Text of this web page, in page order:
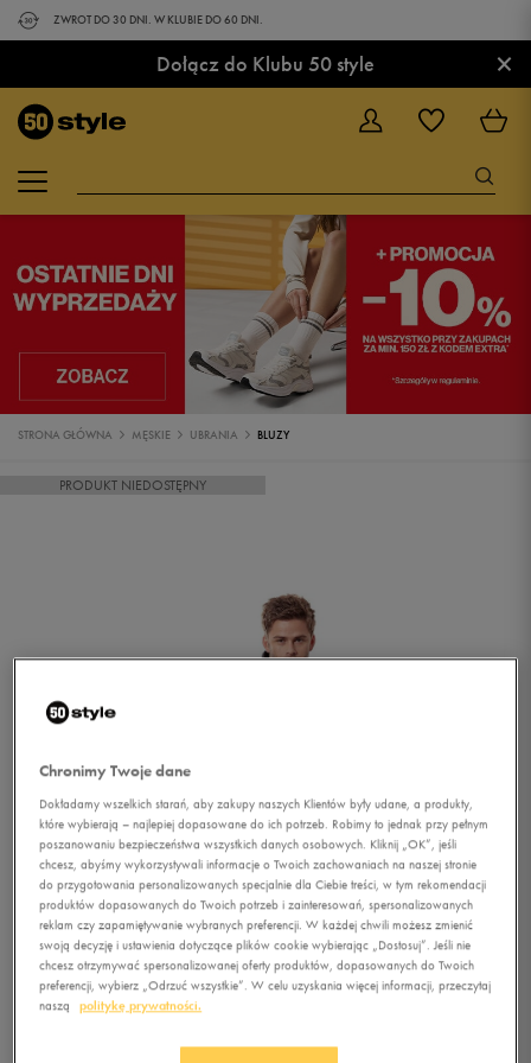
ZWROT DO 30 DNI. W KLUBIE DO 60 DNI.
Dołącz do Klubu 50 style ×
STRONA GŁÓWNA MĘSKIE UBRANIA BLUZY
PRODUKT NIEDOSTĘPNY
1/5
Chronimy Twoje dane
Dokładamy wszelkich starań, aby zakupy naszych Klientów były udane, a produkty,
które wybierają – najlepiej dopasowane do ich potrzeb. Robimy to jednak przy pełnym
poszanowaniu bezpieczeństwa wszystkich danych osobowych. Kliknij „OK”, jeśli
chcesz, abyśmy wykorzystywali informacje o Twoich zachowaniach na naszej stronie
do przygotowania personalizowanych specjalnie dla Ciebie treści, w tym rekomendacji
produktów dopasowanych do Twoich potrzeb i zainteresowań, spersonalizowanych
reklam czy zapamiętywanie wybranych preferencji. W każdej chwili możesz zmienić
swoją decyzję i ustawienia dotyczące plików cookie wybierając „Dostosuj”. Jeśli nie
chcesz otrzymywać spersonalizowanej oferty produktów, dopasowanych do Twoich
preferencji, wybierz „Odrzuć wszystkie”. W celu uzyskania więcej informacji, przeczytaj
naszą
politykę prywatności.